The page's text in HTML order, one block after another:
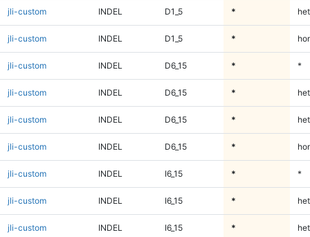
jli-custom INDEL D1_5 *
jli-custom INDEL D1_5 *
jli-custom INDEL D6_15 * *
jli-custom INDEL D6_15 * het
jli-custom INDEL D6_15 *
jli-custom INDEL D6_15 *
jli-custom INDEL I6_15 * *
jli-custom INDEL I6_15 * het
jli-custom INDEL I6_15 *